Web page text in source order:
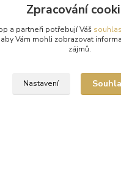
užití webového rozhraní
podmínky
Zpracování
a partneři potřebují Váš souhlas
Vám mohli zobrazovat
zájmů.
Nastavení